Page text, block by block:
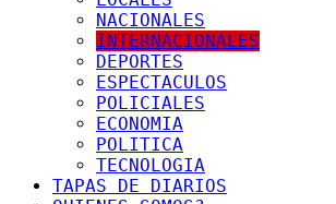
NACIONALES
INTERNACIONALES
DEPORTES
ESPECTACULOS
POLICIALES
ECONOMIA
POLITICA
TECNOLOGIA
TAPAS DE DIARIOS